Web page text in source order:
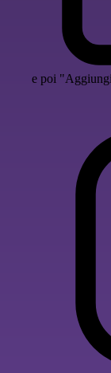
e poi